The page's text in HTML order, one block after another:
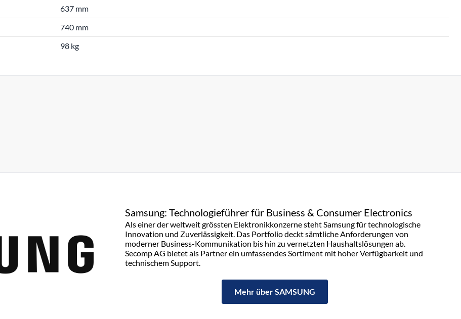
637 mm
740 mm
98 kg
Samsung: Technologieführer für Business & Consumer Electronics
Als einer der weltweit grössten Elektronikkonzerne steht Samsung für technologische
Innovation und Zuverlässigkeit. Das Portfolio deckt sämtliche Anforderungen von
moderner Business-Kommunikation bis hin zu vernetzten Haushaltslösungen ab.
Secomp AG bietet als Partner ein umfassendes Sortiment mit hoher Verfügbarkeit und
technischem Support.
Mehr über SAMSUNG